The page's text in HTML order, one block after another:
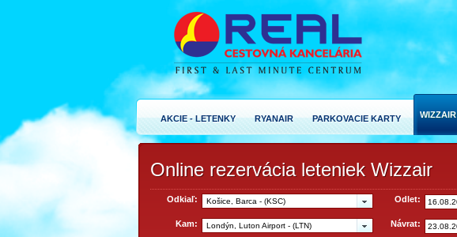
AKCIE - LETENKY RYANAIR PARKOVACIE KARTY WIZZAIR
Online rezervácia leteniek Wizzair
Odkiaľ: Košice, Barca - (KSC) Odlet:
Kam: Londýn, Luton Airport - (LTN) Návrat: